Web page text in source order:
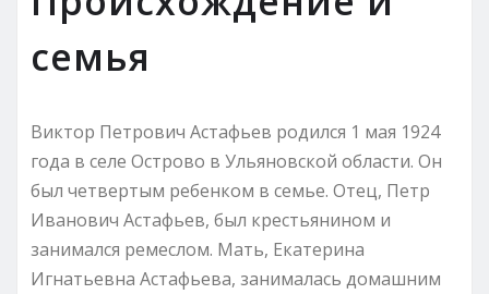
семья
Виктор Петрович Астафьев родился 1 мая 1924
года в селе Острово в Ульяновской области. Он
был четвертым ребенком в семье. Отец, Петр
Иванович Астафьев, был крестьянином и
занимался ремеслом. Мать, Екатерина
Игнатьевна Астафьева, занималась домашним